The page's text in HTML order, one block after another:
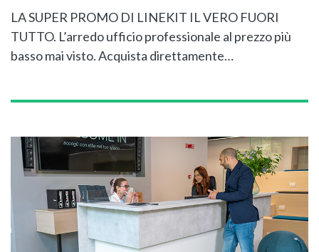
LA SUPER PROMO DI LINEKIT IL VERO FUORI
TUTTO. L’arredo ufficio professionale al prezzo più
basso mai visto. Acquista direttamente…